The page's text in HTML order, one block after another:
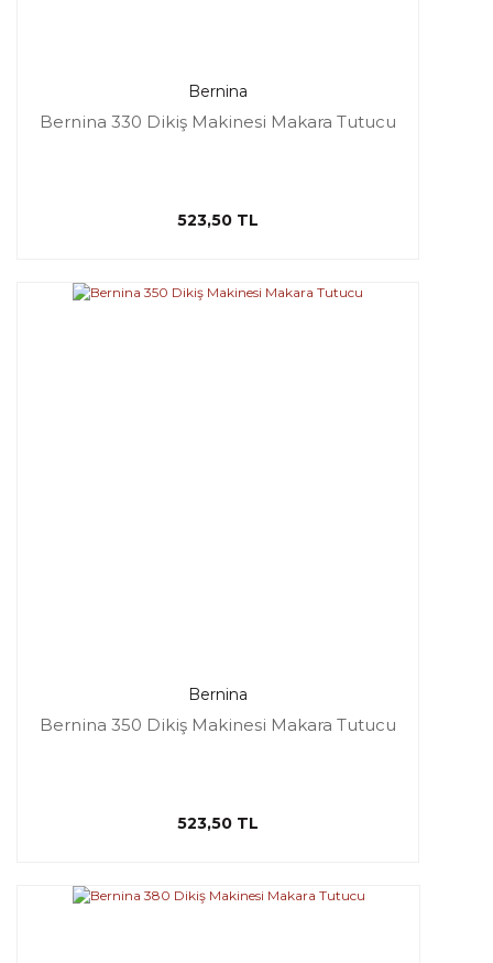
Bernina
Bernina 330 Dikiş Makinesi Makara Tutucu
523,50 TL
Bernina
Bernina 350 Dikiş Makinesi Makara Tutucu
523,50 TL